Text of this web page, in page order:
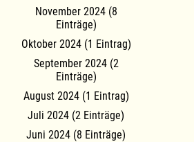
November 2024 (8
Einträge)
Oktober 2024 (1 Eintrag)
September 2024 (2
Einträge)
August 2024 (1 Eintrag)
Juli 2024 (2 Einträge)
Juni 2024 (8 Einträge)